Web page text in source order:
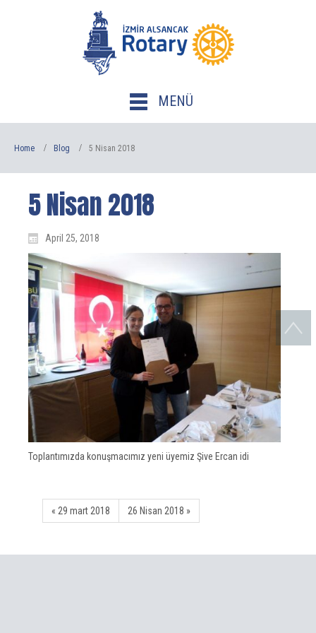
MENÜ
Home Blog 5 Nisan 2018
5 Nisan 2018
April 25, 2018
Toplantımızda konuşmacımız yeni üyemiz Şive Ercan idi
« 29 mart 2018 26 Nisan 2018 »